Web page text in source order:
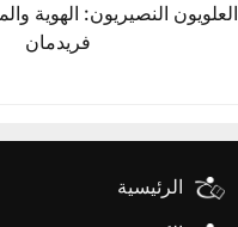
العلويون النصيريون: الهوية
فريدمان
الرئيسية